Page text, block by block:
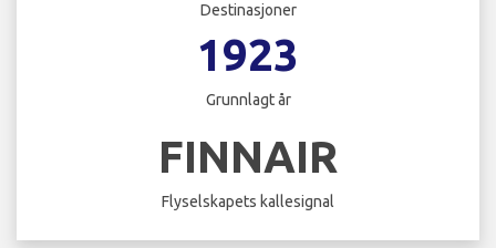
Destinasjoner
1923
Grunnlagt år
FINNAIR
Flyselskapets kallesignal